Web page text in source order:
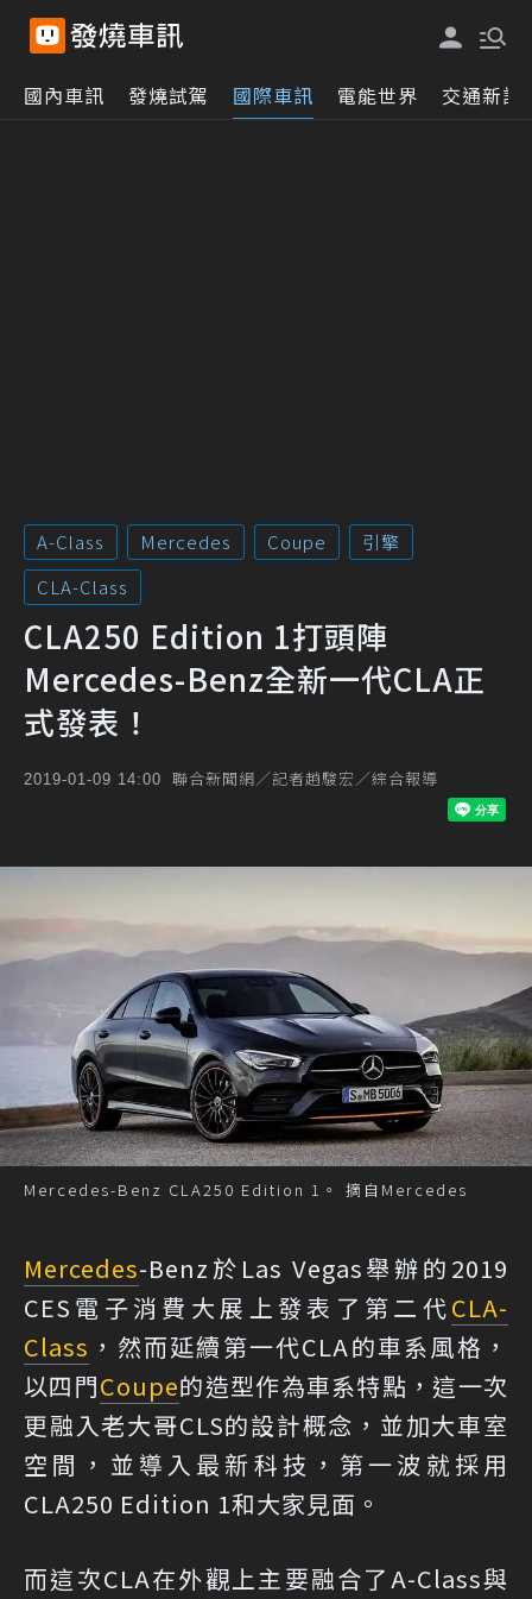
國內車訊 發燒試駕 國際車訊 電能世界 交通新訊
A-Class Mercedes Coupe
引擎
CLA-Class
CLA250 Edition 1打頭陣
Mercedes-Benz全新一代CLA正
式發表！
2019-01-09 14:00 聯合新聞網／記者趙駿宏／綜合報導
Mercedes-Benz CLA250 Edition 1。 摘自Mercedes
Mercedes-Benz於Las Vegas舉辦的2019
CES電子消費大展上發表了第二代CLA-
Class ，然而延續第一代CLA的車系風格，
以四門Coupe的造型作為車系特點，這一次
更融入老大哥CLS的設計概念，並加大車室
空間，並導入最新科技，第一波就採用
CLA250 Edition 1和大家見面。
而這次CLA在外觀上主要融合了A-Class與